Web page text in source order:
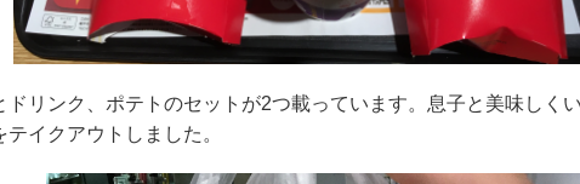
リンク、ポテトのセットが2つ載っています。息子と美味しくい
イクアウトしました。